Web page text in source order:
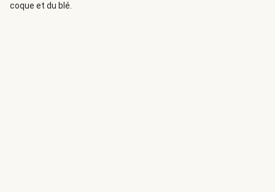
coque et du blé.